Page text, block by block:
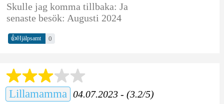
Skulle jag komma tillbaka: Ja
senaste besök: Augusti 2024
👍Hjälpsamt 0
Lillamamma 04.07.2023 - (3.2/5)